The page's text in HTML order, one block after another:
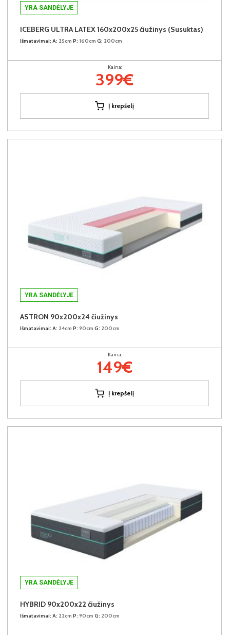
YRA SANDĖLYJE
ICEBERG ULTRA LATEX 160x200x25 čiužinys (Susuktas)
Išmatavimai: A: 25cm P: 160cm G: 200cm
Kaina:
399€
Į krepšelį
YRA SANDĖLYJE
ASTRON 90x200x24 čiužinys
Išmatavimai: A: 24cm P: 90cm G: 200cm
Kaina:
149€
Į krepšelį
YRA SANDĖLYJE
HYBRID 90x200x22 čiužinys
Išmatavimai: A: 22cm P: 90cm G: 200cm